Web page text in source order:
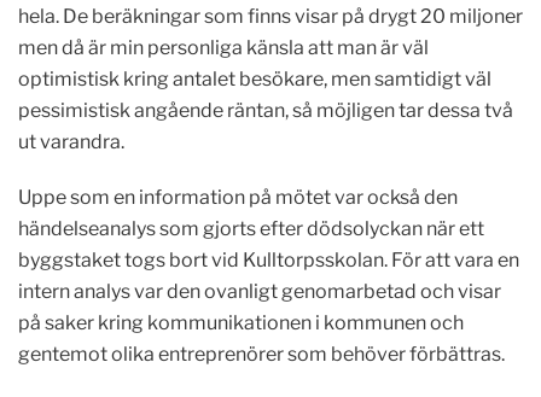
hela. De beräkningar som finns visar på drygt 20 miljoner
men då är min personliga känsla att man är väl
optimistisk kring antalet besökare, men samtidigt väl
pessimistisk angående räntan, så möjligen tar dessa två
ut varandra.
Uppe som en information på mötet var också den
händelseanalys som gjorts efter dödsolyckan när ett
byggstaket togs bort vid Kulltorpsskolan. För att vara en
intern analys var den ovanligt genomarbetad och visar
på saker kring kommunikationen i kommunen och
gentemot olika entreprenörer som behöver förbättras.